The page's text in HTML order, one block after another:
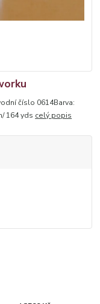
číslo 0614Barva:
164 yds celý popis